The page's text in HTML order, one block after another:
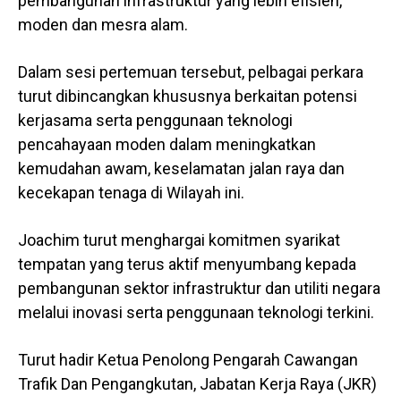
moden dan mesra alam.
Dalam sesi pertemuan tersebut, pelbagai perkara
turut dibincangkan khususnya berkaitan potensi
kerjasama serta penggunaan teknologi
pencahayaan moden dalam meningkatkan
kemudahan awam, keselamatan jalan raya dan
kecekapan tenaga di Wilayah ini.
Joachim turut menghargai komitmen syarikat
tempatan yang terus aktif menyumbang kepada
pembangunan sektor infrastruktur dan utiliti negara
melalui inovasi serta penggunaan teknologi terkini.
Turut hadir Ketua Penolong Pengarah Cawangan
Trafik Dan Pengangkutan, Jabatan Kerja Raya (JKR)